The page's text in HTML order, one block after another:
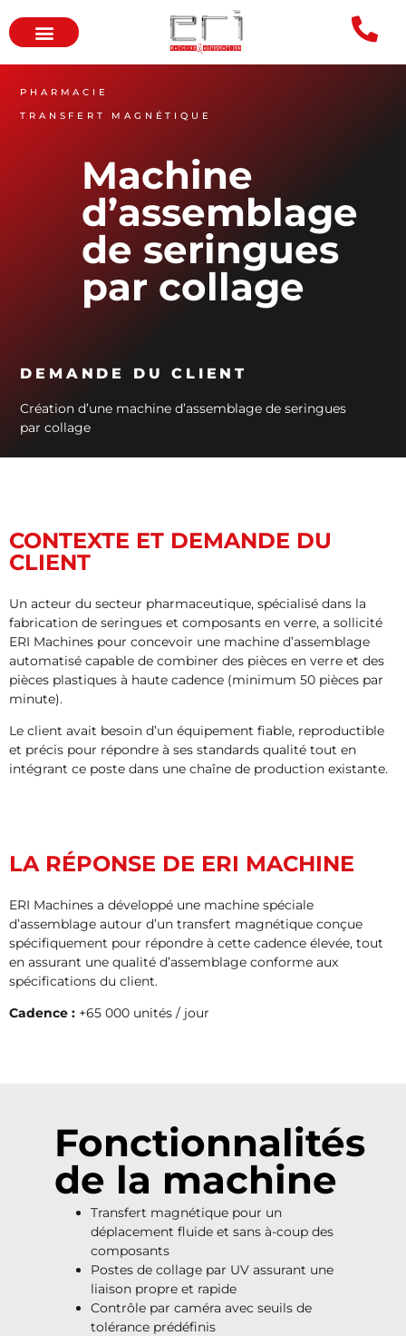
PHARMACIE
TRANSFERT MAGNÉTIQUE
Machine
d’assemblage
de seringues
par collage
DEMANDE DU CLIENT
Création d’une machine d’assemblage de seringues
par collage
CONTEXTE ET DEMANDE DU
CLIENT
Un acteur du secteur pharmaceutique, spécialisé dans la
fabrication de seringues et composants en verre, a sollicité
ERI Machines pour concevoir une machine d’assemblage
automatisé capable de combiner des pièces en verre et des
pièces plastiques à haute cadence (minimum 50 pièces par
minute).
Le client avait besoin d’un équipement fiable, reproductible
et précis pour répondre à ses standards qualité tout en
intégrant ce poste dans une chaîne de production existante.
LA RÉPONSE DE ERI MACHINE
ERI Machines a développé une machine spéciale
d’assemblage autour d’un transfert magnétique conçue
spécifiquement pour répondre à cette cadence élevée, tout
en assurant une qualité d’assemblage conforme aux
spécifications du client.
Cadence : +65 000 unités / jour
Fonctionnalités
de la machine
Transfert magnétique pour un
déplacement fluide et sans à-coup des
composants
Postes de collage par UV assurant une
liaison propre et rapide
Contrôle par caméra avec seuils de
tolérance prédéfinis